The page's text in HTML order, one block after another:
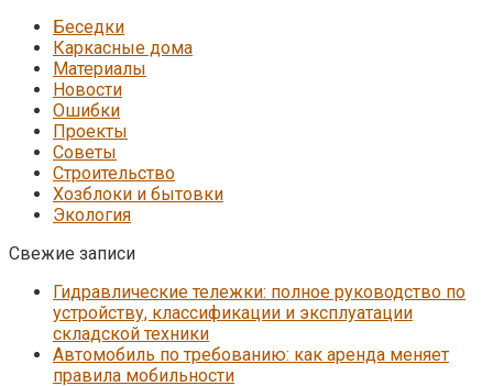
Беседки
Каркасные дома
Материалы
Новости
Ошибки
Проекты
Советы
Строительство
Хозблоки и бытовки
Экология
Свежие записи
Гидравлические тележки: полное руководство по
устройству, классификации и эксплуатации
складской техники
Автомобиль по требованию: как аренда меняет
правила мобильности